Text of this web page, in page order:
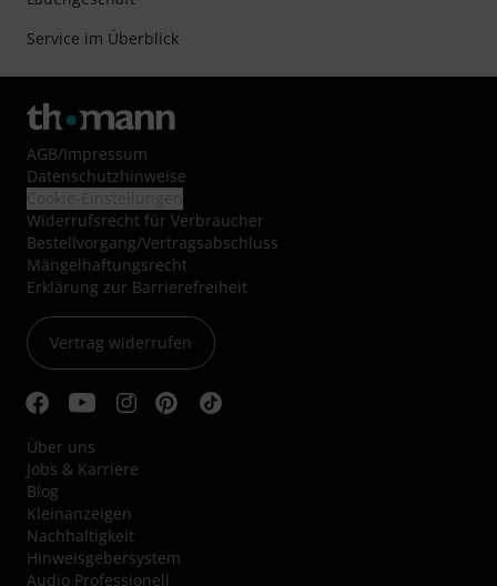
Service im Überblick
AGB/Impressum
Datenschutzhinweise
Widerrufsrecht für Verbraucher
Bestellvorgang/Vertragsabschluss
Mängelhaftungsrecht
Erklärung zur Barrierefreiheit
Vertrag widerrufen
Über uns
Jobs & Karriere
Blog
Kleinanzeigen
Nachhaltigkeit
Hinweisgebersystem
Audio Professionell